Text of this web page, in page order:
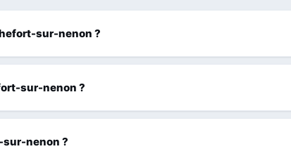
sur-nenon ?
sur-nenon ?
sur-nenon ?